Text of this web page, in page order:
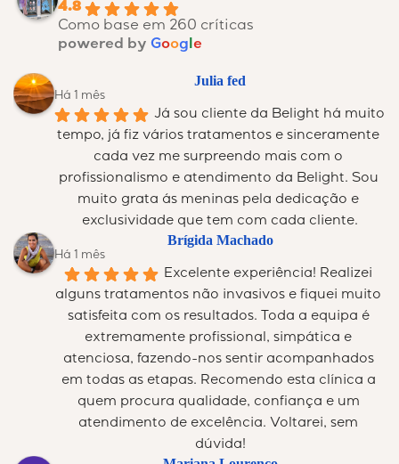
4.8
Como base em 260 críticas
powered by Google
Julia fed
Há 1 mês
Já sou cliente da Belight há muito
tempo, já fiz vários tratamentos e sinceramente
cada vez me surpreendo mais com o
profissionalismo e atendimento da Belight. Sou
muito grata ás meninas pela dedicação e
exclusividade que tem com cada cliente.
Brígida Machado
Há 1 mês
Excelente experiência! Realizei
alguns tratamentos não invasivos e fiquei muito
satisfeita com os resultados. Toda a equipa é
extremamente profissional, simpática e
atenciosa, fazendo-nos sentir acompanhados
em todas as etapas. Recomendo esta clínica a
quem procura qualidade, confiança e um
atendimento de excelência. Voltarei, sem
dúvida!